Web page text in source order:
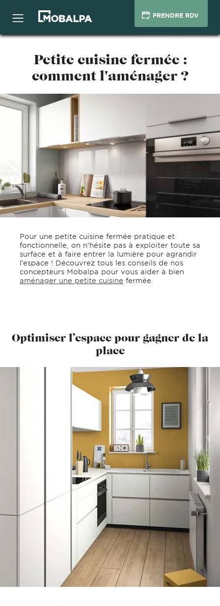
PRENDRE RDV
Petite cuisine fermée :
comment l'aménager ?
Pour une petite cuisine fermée pratique et
fonctionnelle, on n’hésite pas à exploiter toute sa
surface et à faire entrer la lumière pour agrandir
l’espace ! Découvrez tous les conseils de nos
concepteurs Mobalpa pour vous aider à bien
aménager une petite cuisine fermée.
Optimiser l’espace pour gagner de la
place